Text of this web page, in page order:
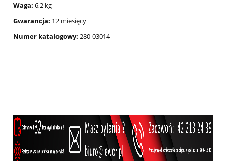
Waga: 6,2 kg
Gwarancja: 12 miesięcy
Numer katalogowy: 280-03014